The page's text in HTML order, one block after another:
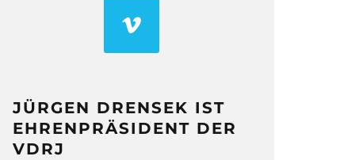
JÜRGEN DRENSEK IST
EHRENPRÄSIDENT DER
VDRJ